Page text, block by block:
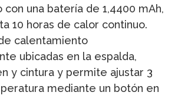
una batería de 1,4400 mAh,
10 horas de calor continuo.
calentamiento
ubicadas en la espalda,
y cintura y permite ajustar 3
mediante un botón en